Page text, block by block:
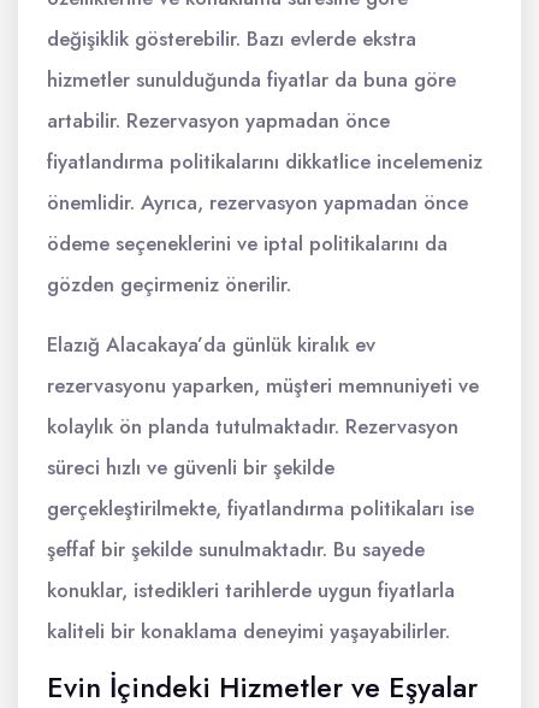
değişiklik gösterebilir. Bazı evlerde ekstra
hizmetler sunulduğunda fiyatlar da buna göre
artabilir. Rezervasyon yapmadan önce
fiyatlandırma politikalarını dikkatlice incelemeniz
önemlidir. Ayrıca, rezervasyon yapmadan önce
ödeme seçeneklerini ve iptal politikalarını da
gözden geçirmeniz önerilir.
Elazığ Alacakaya’da günlük kiralık ev
rezervasyonu yaparken, müşteri memnuniyeti ve
kolaylık ön planda tutulmaktadır. Rezervasyon
süreci hızlı ve güvenli bir şekilde
gerçekleştirilmekte, fiyatlandırma politikaları ise
şeffaf bir şekilde sunulmaktadır. Bu sayede
konuklar, istedikleri tarihlerde uygun fiyatlarla
kaliteli bir konaklama deneyimi yaşayabilirler.
Evin İçindeki Hizmetler ve Eşyalar